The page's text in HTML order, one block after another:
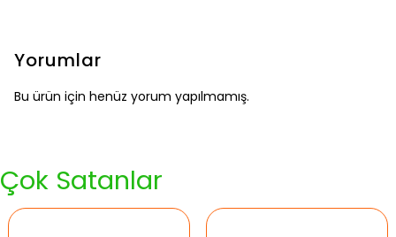
Yorumlar
Bu ürün için henüz yorum yapılmamış.
Çok Satanlar